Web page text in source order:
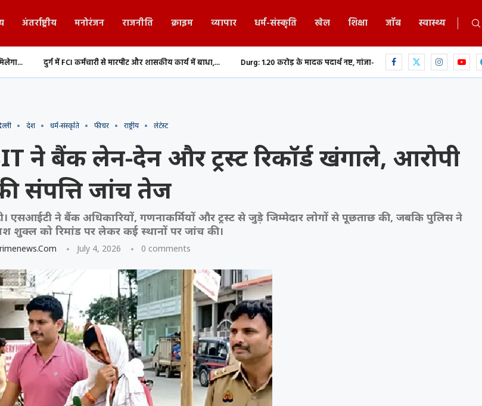
अंतर्राष्ट्रीय मनोरंजन राजनीति क्राइम व्यापार धर्म-संस्कृति खेल शिक्षा जॉब स्वास्थ्य
से मारपीट और शासकीय कार्य में बाधा,... Durg: 1.20 करोड़ के मादक पदार्थ नष्ट, गांजा-हेरोइन समेत नशीली दवाओं... छत्तीसगढ़ में भगवान
देश धर्म-संस्कृति फीचर राष्ट्रीय लेटेस्ट
ने बैंक लेन-देन और ट्रस्ट रिकॉर्ड खंगाले, आरोपी
संपत्ति जांच तेज
एसआईटी ने बैंक अधिकारियों, गणनाकर्मियों और ट्रस्ट से जुड़े जिम्मेदार लोगों से पूछताछ की, जबकि पुलिस ने
शुक्ल को रिमांड पर लेकर कई स्थानों पर जांच की।
July 4, 2026 0 comments